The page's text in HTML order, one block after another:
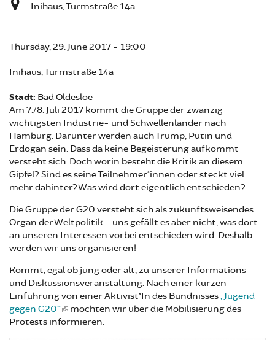
Inihaus, Turmstraße 14a
Thursday, 29. June 2017 - 19:00
Inihaus, Turmstraße 14a
Stadt: Bad Oldesloe
Am 7./8. Juli 2017 kommt die Gruppe der zwanzig
wichtigsten Industrie- und Schwellenländer nach
Hamburg. Darunter werden auch Trump, Putin und
Erdogan sein. Dass da keine Begeisterung aufkommt
versteht sich. Doch worin besteht die Kritik an diesem
Gipfel? Sind es seine Teilnehmer*innen oder steckt viel
mehr dahinter? Was wird dort eigentlich entschieden?
Die Gruppe der G20 versteht sich als zukunftsweisendes
Organ der Weltpolitik – uns gefällt es aber nicht, was dort
an unseren Interessen vorbei entschieden wird. Deshalb
werden wir uns organisieren!
Kommt, egal ob jung oder alt, zu unserer Informations-
und Diskussionsveranstaltung. Nach einer kurzen
Einführung von einer Aktivist*In des Bündnisses„Jugend
gegen G20“
möchten wir über die Mobilisierung des
Protests informieren.